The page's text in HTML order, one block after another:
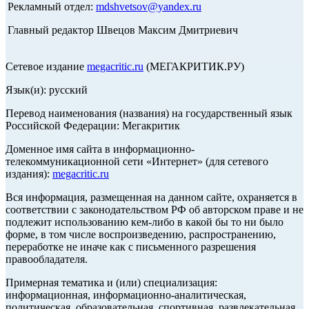
Рекламный отдел: mdshvetsov@yandex.ru
Главный редактор Швецов Максим Дмитриевич
Сетевое издание megacritic.ru (МЕГАКРИТИК.РУ)
Язык(и): русский
Перевод наименования (названия) на государственный язык
Российской Федерации: Мегакритик
Доменное имя сайта в информационно-
телекоммуникационной сети «Интернет» (для сетевого
издания): megacritic.ru
Вся информация, размещенная на данном сайте, охраняется в
соответствии с законодательством РФ об авторском праве и не
подлежит использованию кем-либо в какой бы то ни было
форме, в том числе воспроизведению, распространению,
переработке не иначе как с письменного разрешения
правообладателя.
Примерная тематика и (или) специализация:
информационная, информационно-аналитическая,